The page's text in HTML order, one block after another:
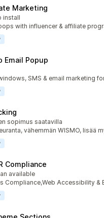
Marketing
install
with influencer & affiliate
Email Popup
SMS & email marketing
sopimus saatavilla
vähemmän WISMO, lisää
Compliance
available
Compliance,Web Accessibility &